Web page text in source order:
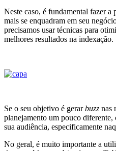
Neste caso, é fundamental fazer a
mais se enquadram em seu
precisamos usar técnicas para
melhores resultados na indexação.
Se o seu objetivo é gerarbuzz nas
planejamento um pouco
sua audiência, especificamente
No geral, é muito importante a